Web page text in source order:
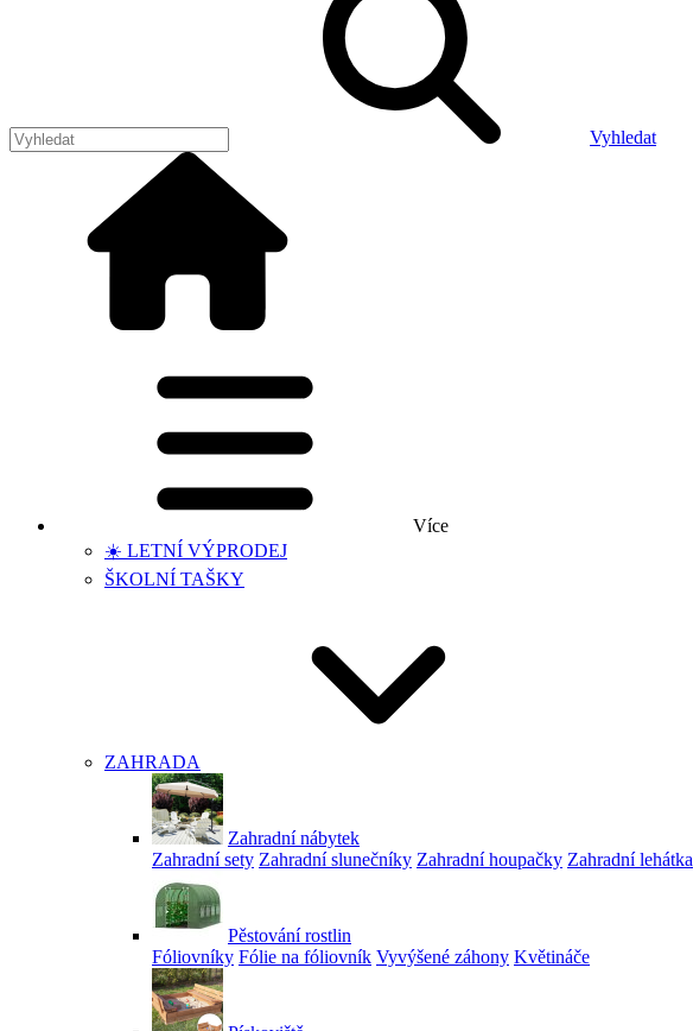
Vyhledat
Více
☀️ LETNÍ VÝPRODEJ
ŠKOLNÍ TAŠKY
ZAHRADA
Zahradní nábytek
Zahradní sety Zahradní slunečníky Zahradní houpačky Zahradní lehátka
Pěstování rostlin
Fóliovníky Fólie na fóliovník Vyvýšené záhony Květináče